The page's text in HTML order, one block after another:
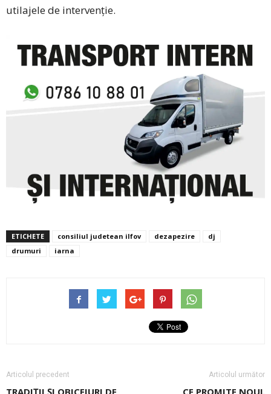
utilajele de intervenție.
ETICHETE consiliul judetean ilfov dezapezire
dj
drumuri
iarna
Articolul precedent Articolul următor